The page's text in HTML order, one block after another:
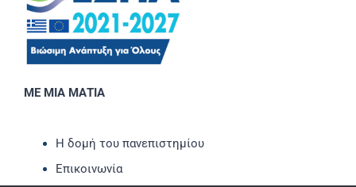
ΜΕ ΜΙΑ ΜΑΤΙΑ
Η δομή του πανεπιστημίου
Επικοινωνία